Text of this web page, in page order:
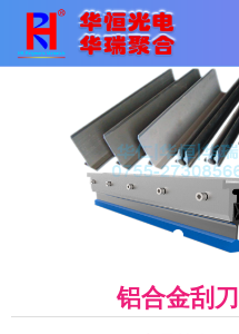
铝合金刮刀